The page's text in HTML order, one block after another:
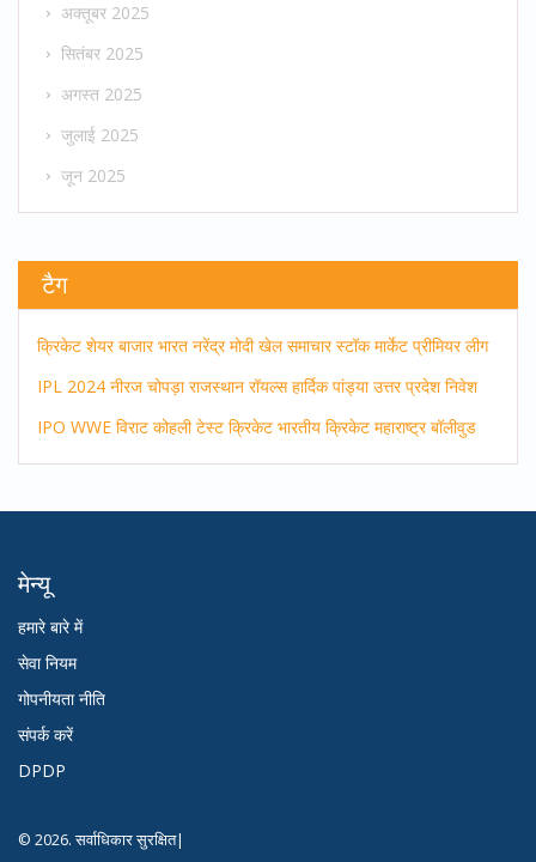
अक्तूबर 2025
सितंबर 2025
अगस्त 2025
जुलाई 2025
जून 2025
टैग
क्रिकेट शेयर बाजार भारत नरेंद्र मोदी खेल समाचार स्टॉक मार्केट प्रीमियर लीग
IPL 2024 नीरज चोपड़ा राजस्थान रॉयल्स हार्दिक पांड्या उत्तर प्रदेश निवेश
IPO WWE विराट कोहली टेस्ट क्रिकेट भारतीय क्रिकेट महाराष्ट्र बॉलीवुड
मेन्यू
हमारे बारे में
सेवा नियम
गोपनीयता नीति
संपर्क करें
DPDP
© 2026. सर्वाधिकार सुरक्षित|